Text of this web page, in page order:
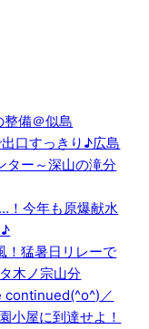
備＠似島
口すっきり♪広島
ター～深山の滝分
！今年も原爆献水
！猛暑日リレーで
木ノ宗山分
continued(^o^)／
小屋に到達せよ！